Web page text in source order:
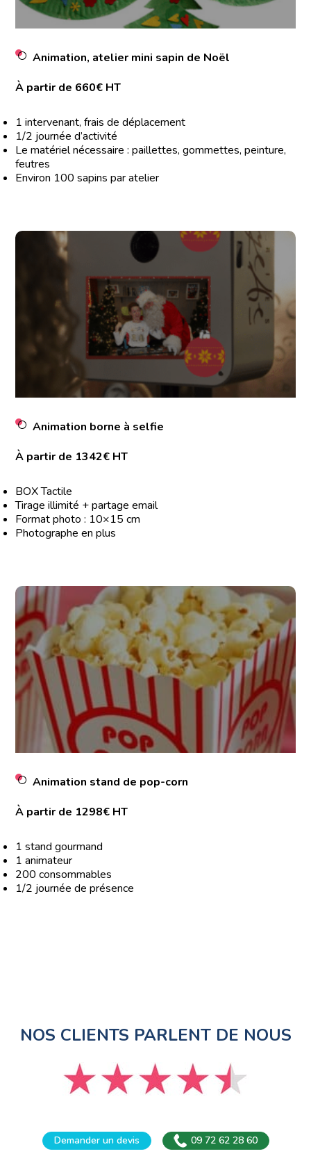
Animation, atelier mini sapin de Noël
À partir de 660€ HT
1 intervenant, frais de déplacement
1/2 journée d’activité
Le matériel nécessaire : paillettes, gommettes, peinture,
feutres
Environ 100 sapins par atelier
Animation borne à selfie
À partir de 1342€ HT
BOX Tactile
Tirage illimité + partage email
Format photo : 10×15 cm
Photographe en plus
Animation stand de pop-corn
À partir de 1298€ HT
1 stand gourmand
1 animateur
200 consommables
1/2 journée de présence
NOS CLIENTS PARLENT DE NOUS
Demander un devis 09 72 62 28 60